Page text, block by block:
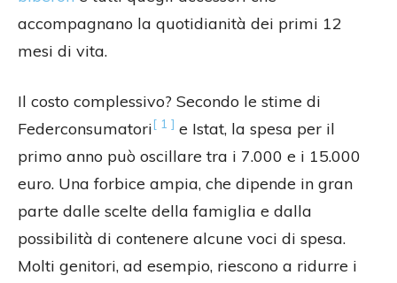
accompagnano la quotidianità dei primi 12
mesi di vita.
Il costo complessivo? Secondo le stime di
Federconsumatori[ 1 ] e Istat, la spesa per il
primo anno può oscillare tra i 7.000 e i 15.000
euro. Una forbice ampia, che dipende in gran
parte dalle scelte della famiglia e dalla
possibilità di contenere alcune voci di spesa.
Molti genitori, ad esempio, riescono a ridurre i